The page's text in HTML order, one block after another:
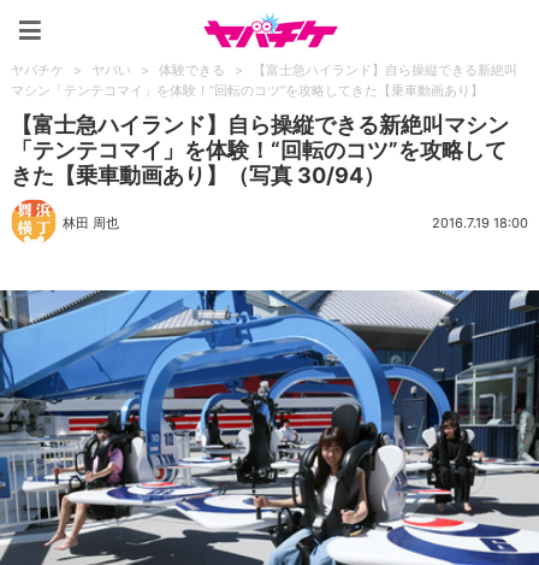
ヤバチケ > ヤバい > 体験できる >
【富士急ハイランド】自ら操縦できる新絶叫
マシン「テンテコマイ」を体験！“回転のコツ”を攻略してきた【乗車動画あり】
【富士急ハイランド】自ら操縦できる新絶叫マシン
「テンテコマイ」を体験！“回転のコツ”を攻略して
きた【乗車動画あり】（写真 30/94）
林田 周也 2016.7.19 18:00